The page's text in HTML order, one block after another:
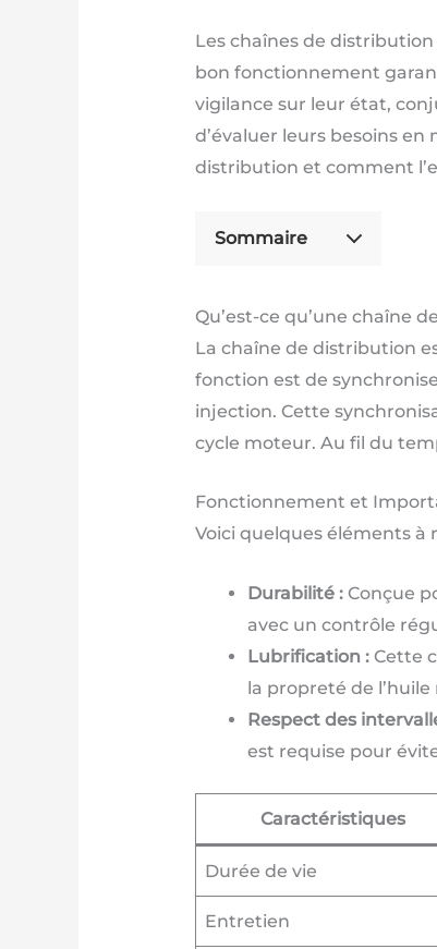
Les chaînes de
bon fonctionnement
vigilance sur leur état,
d’évaluer leurs besoins
distribution et comment
Sommaire
Qu’est-ce qu’une chaîne
La chaîne de distribution
fonction est de
injection. Cette
cycle moteur. Au fil du
Fonctionnement et
Voici quelques éléments
Durabilité :Conçue
avec un contrôle
Lubrification :Cette
la propreté de
Respect des
est requise pour
Caractéristiques
Durée de vie
Entretien